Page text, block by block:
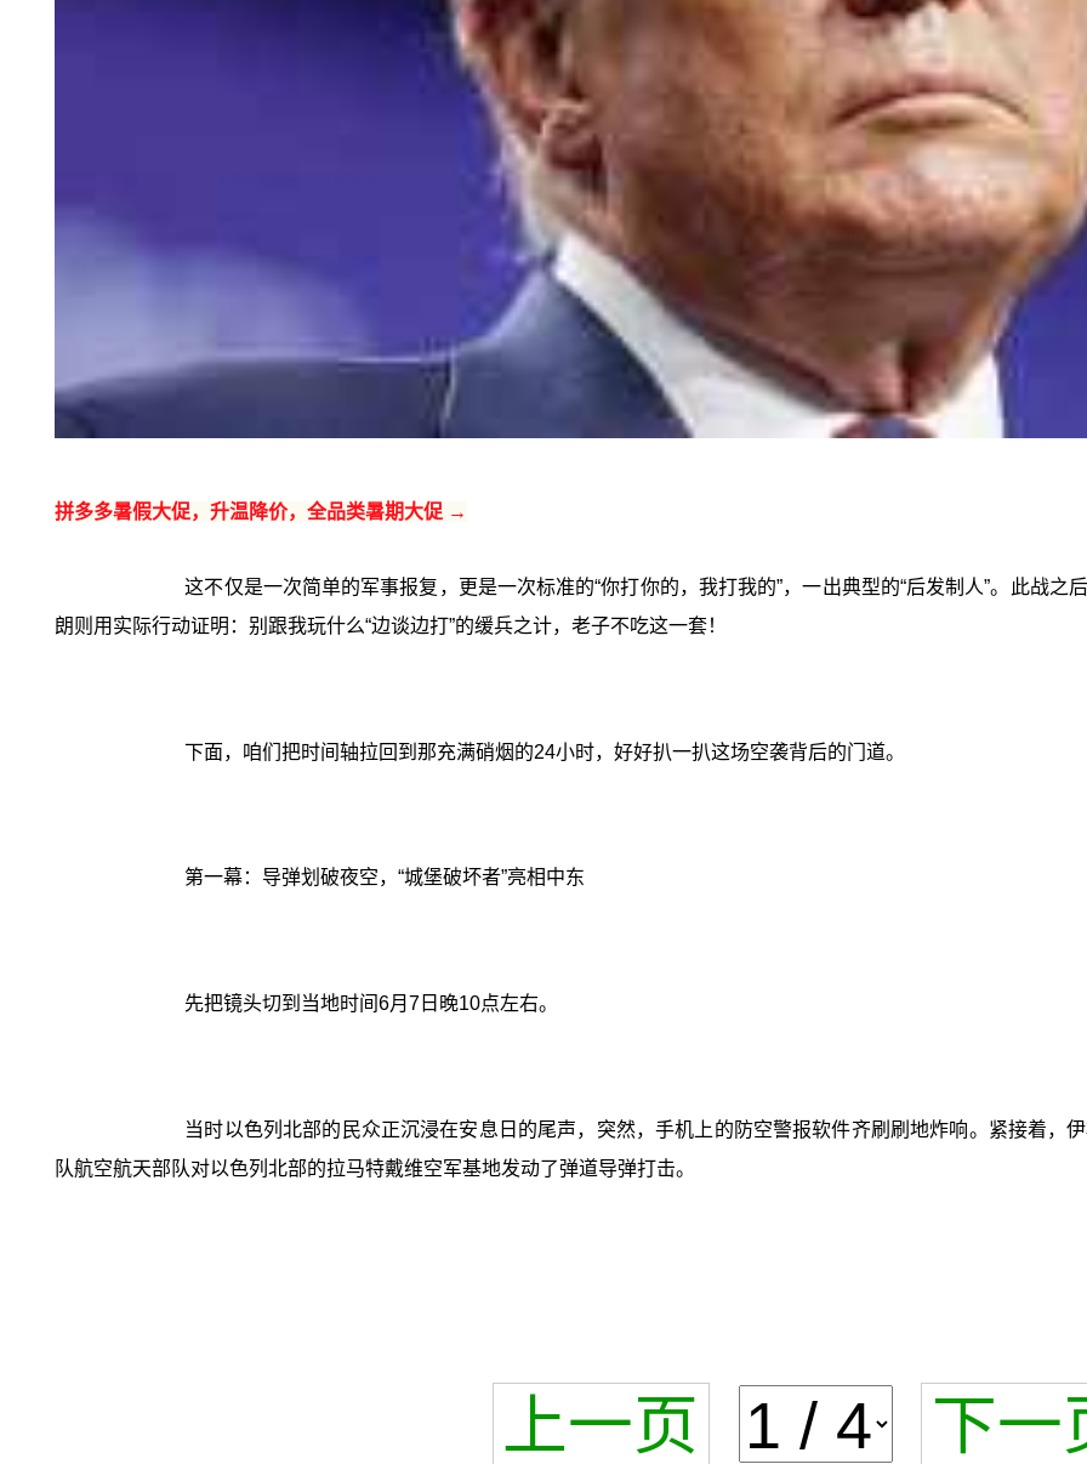
拼多多暑假大促，升温降价，全品类暑期大促 →
这不仅是一次简单的军事报复，更是一次标准的“你打你的，我打我的”，一出典型的“后发制人”。此战
朗则用实际行动证明：别跟我玩什么“边谈边打”的缓兵之计，老子不吃这一套！
下面，咱们把时间轴拉回到那充满硝烟的24小时，好好扒一扒这场空袭背后的门道。
第一幕：导弹划破夜空，“城堡破坏者”亮相中东
先把镜头切到当地时间6月7日晚10点左右。
当时以色列北部的民众正沉浸在安息日的尾声，突然，手机上的防空警报软件齐刷刷地炸响。紧接着，
队航空航天部队对以色列北部的拉马特戴维空军基地发动了弹道导弹打击。
上一页 下一